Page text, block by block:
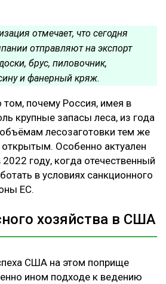
отмечает, что сегодня
отправляют на экспорт
брус, пиловочник,
и фанерный кряж.
почему Россия, имея в
крупные запасы леса, из года
объёмам лесозаготовки тем же
Особенно актуален
2022 году, когда отечественный
в условиях санкционного
ЕС.
хозяйства в США
США на этом поприще
ином подходе к ведению